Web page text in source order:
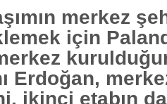
merkez
için
Erdoğan,
ikinci etabın